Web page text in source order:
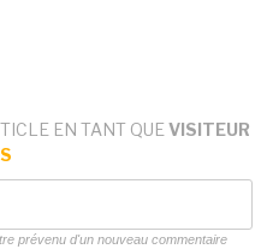
EN TANT QUE VISITEUR
prévenu d'un nouveau commentaire